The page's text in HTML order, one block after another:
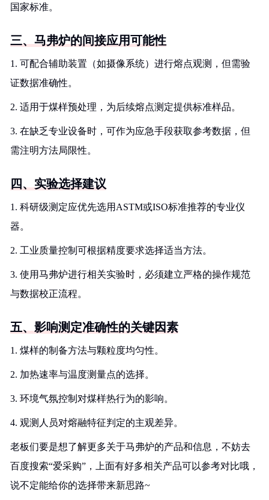
国家标准。
三、马弗炉的间接应用可能性
1. 可配合辅助装置（如摄像系统）进行熔点观测，但需验
证数据准确性。
2. 适用于煤样预处理，为后续熔点测定提供标准样品。
3. 在缺乏专业设备时，可作为应急手段获取参考数据，但
需注明方法局限性。
四、实验选择建议
1. 科研级测定应优先选用ASTM或ISO标准推荐的专业仪
器。
2. 工业质量控制可根据精度要求选择适当方法。
3. 使用马弗炉进行相关实验时，必须建立严格的操作规范
与数据校正流程。
五、影响测定准确性的关键因素
1. 煤样的制备方法与颗粒度均匀性。
2. 加热速率与温度测量点的选择。
3. 环境气氛控制对煤样热行为的影响。
4. 观测人员对熔融特征判定的主观差异。
老板们要是想了解更多关于马弗炉的产品和信息，不妨去
百度搜索“爱采购”，上面有好多相关产品可以参考对比哦，
说不定能给你的选择带来新思路~